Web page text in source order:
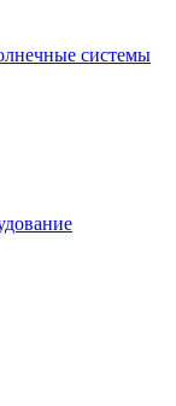
системы